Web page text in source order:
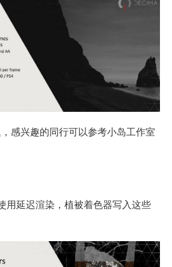
感兴趣的同行可以参考小岛工作室
用延迟渲染，植被着色器写入这些